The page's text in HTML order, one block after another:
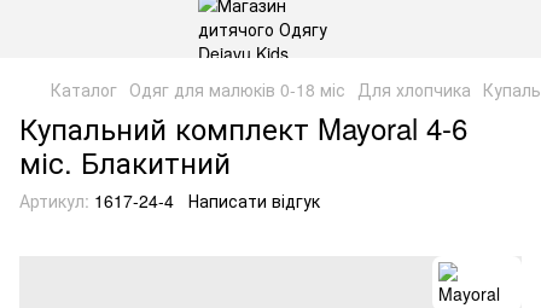
Каталог Одяг для малюків 0-18 міс Для хлопчика
Купальний комплект Mayoral 4-6
міс. Блакитний
Артикул: 1617-24-4 Написати відгук